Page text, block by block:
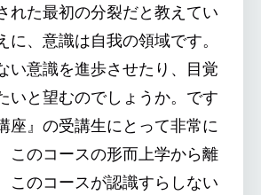
れた最初の分裂だと教えてい
に、意識は自我の領域です。
い意識を進歩させたり、目覚
いと望むのでしょうか。です
座』の受講生にとって非常に
このコースの形而上学から離
このコースが認識すらしない